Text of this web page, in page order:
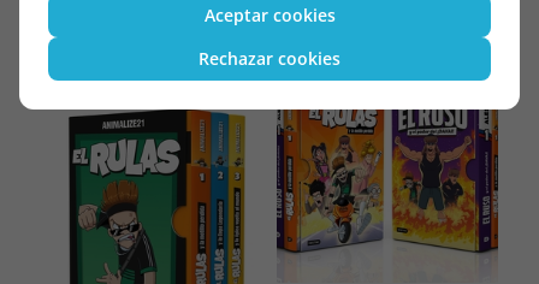
Aceptar cookies
Rechazar cookies